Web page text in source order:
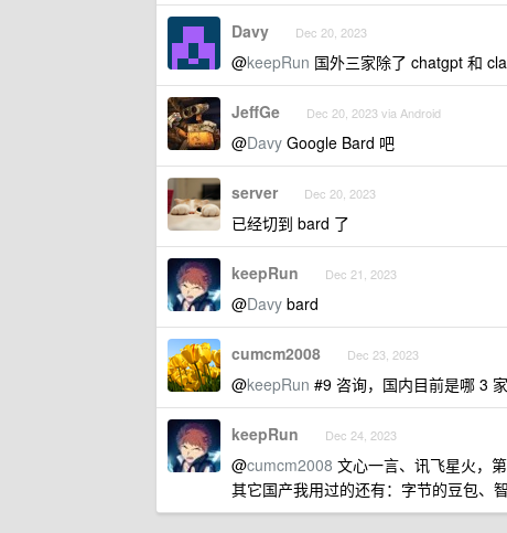
Davy Dec 20, 2023
@keepRun 国外三家除了 chatgpt 和
JeffGe Dec 20, 2023 via Android
@Davy Google Bard 吧
server Dec 20, 2023
已经切到 bard 了
keepRun Dec 21, 2023
@Davy bard
cumcm2008 Dec 23, 2023
@keepRun #9 咨询，国内目前是哪 3
keepRun Dec 24, 2023
@cumcm2008 文心一言、讯飞星火，
其它国产我用过的还有：字节的豆包、